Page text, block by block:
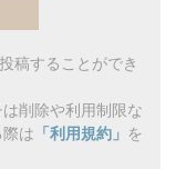
稿することができ
削除や利用制限な
は 「利用規約」 を